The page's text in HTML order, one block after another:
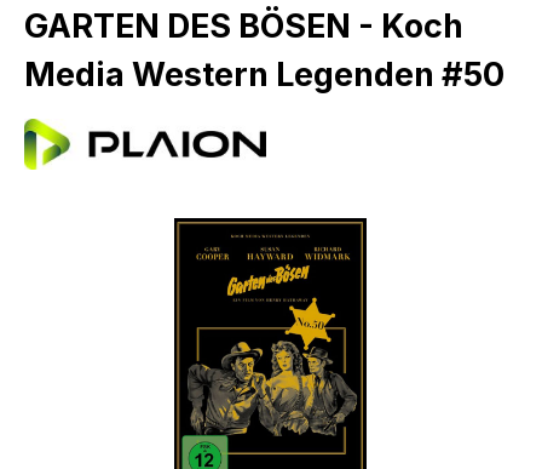
GARTEN DES BÖSEN - Koch
Media Western Legenden #50
Bildergalerie überspringen